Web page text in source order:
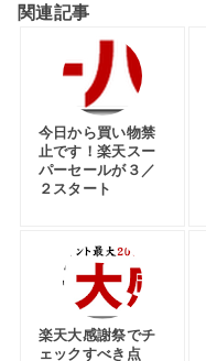
関連記事
今日から買い物禁
止です！楽天スー
パーセールが３／
２スタート
楽天大感謝祭でチ
ェックすべき点